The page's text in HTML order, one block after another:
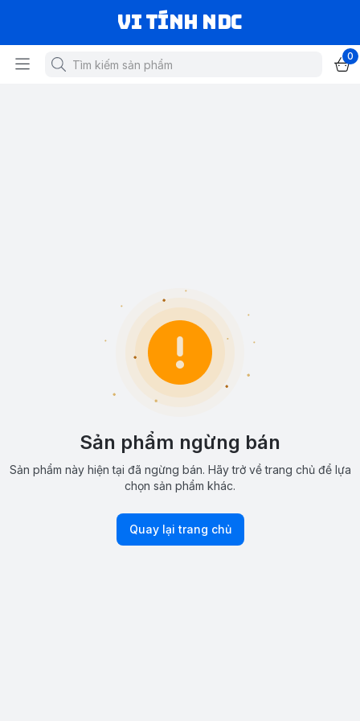
VI TÍNH NDC
0
Sản phẩm ngừng bán
Sản phẩm này hiện tại đã ngừng bán. Hãy trở về trang chủ để lựa
chọn sản phẩm khác.
Quay lại trang chủ